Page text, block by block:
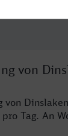
von
Tag. An